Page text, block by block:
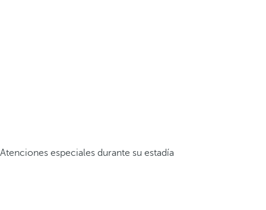
Atenciones especiales durante su estadía